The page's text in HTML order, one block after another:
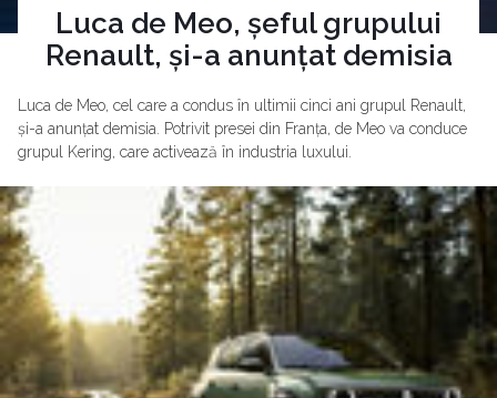
Luca de Meo, șeful grupului
Renault, și-a anunțat demisia
Luca de Meo, cel care a condus în ultimii cinci ani grupul Renault,
și-a anunțat demisia. Potrivit presei din Franța, de Meo va conduce
grupul Kering, care activează în industria luxului.